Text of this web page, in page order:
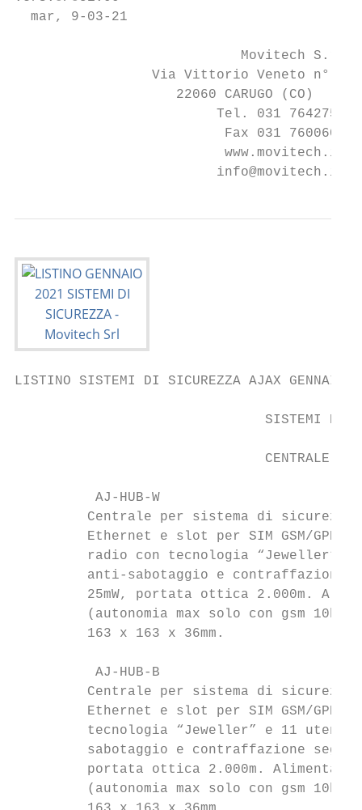
  mar, 9-03-21
                            Movitech S.r.l.
                 Via Vittorio Veneto n° 63
                    22060 CARUGO (CO)
                         Tel. 031 764275/6
                          Fax 031 7600604
                          www.movitech.it
                         info@movitech.it
LISTINO SISTEMI DI SICUREZZA AJAX
SISTEMI DI
CENTRALE-
AJ-HUB-W
Centrale per sistema di
Ethernet e slot per SIM GSM/GPRS
radio con tecnologia “Jeweller”
anti-sabotaggio e contraffazione
25mW, portata ottica 2.000m.
(autonomia max solo con gsm
         163 x 163 x 36mm.
AJ-HUB-B
Centrale per sistema di
Ethernet e slot per SIM GSM/
tecnologia “Jeweller” e 11
sabotaggio e contraffazione
portata ottica 2.000m.
(autonomia max solo con gsm